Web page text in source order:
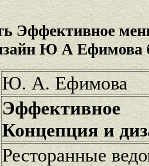
Эффективное
Ю А Ефимова
Ю. А. Ефимова
Концепция и
Ресторанные